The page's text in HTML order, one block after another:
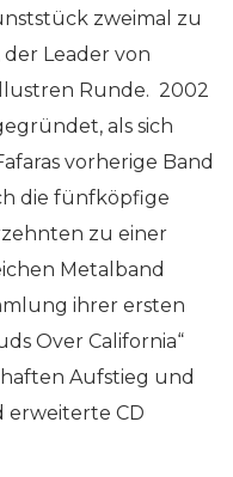
zweimal zu
Leader von
Runde. 2002
als sich
vorherige Band
die fünfköpfige
zu einer
Metalband
ihrer ersten
Over California“
Aufstieg und
erweiterte CD